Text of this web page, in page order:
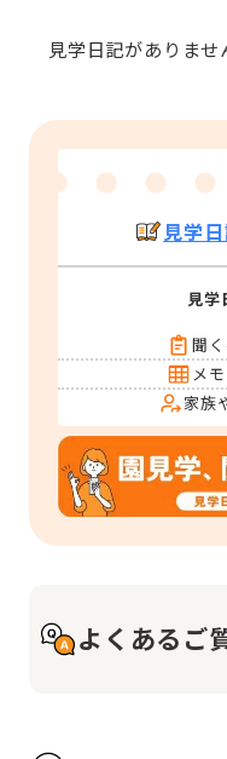
見学日記がありませ
見学
見学
聞
メ
家族
よくあるご